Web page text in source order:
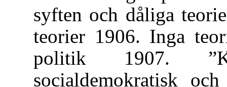
syften och dåliga
teorier 1906. Inga
politik 1907.
socialdemokratisk